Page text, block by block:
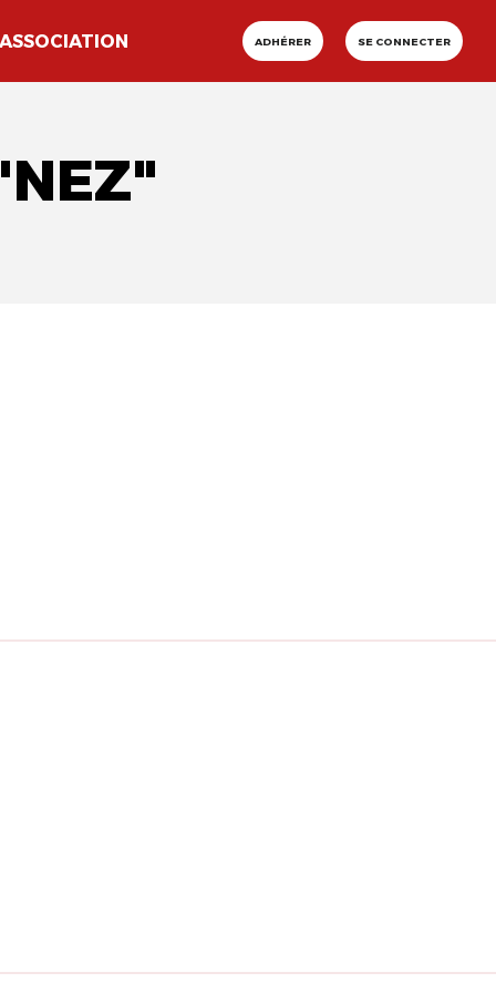
ASSOCIATION ADHÉRER SE CONNECTER